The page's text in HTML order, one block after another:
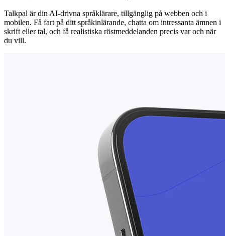
Talkpal är din AI-drivna språklärare, tillgänglig på webben och i
mobilen. Få fart på ditt språkinlärande, chatta om intressanta ämnen i
skrift eller tal, och få realistiska röstmeddelanden precis var och när
du vill.